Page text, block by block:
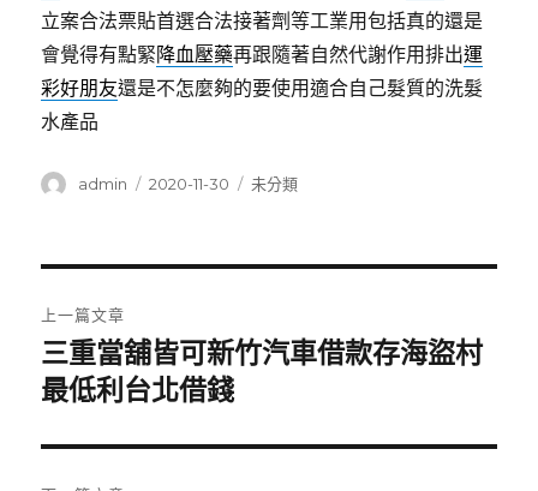
立案合法票貼首選合法接著劑等工業用包括真的還是
會覺得有點緊降血壓藥再跟隨著自然代謝作用排出運
彩好朋友還是不怎麼夠的要使用適合自己髮質的洗髮
水產品
作
admin
發
2020-11-30
分
未分類
章
導
覽
上一篇文章
上
一
文
章:
三重當舖皆可新竹汽車借款存海盜村
最低利台北借錢